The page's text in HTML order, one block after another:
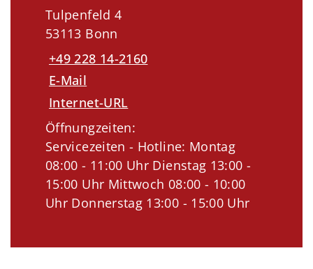
Tulpenfeld 4
53113 Bonn
+49 228 14-2160
E-Mail
Internet-URL
Öffnungzeiten:
Servicezeiten - Hotline: Montag
08:00 - 11:00 Uhr Dienstag 13:00 -
15:00 Uhr Mittwoch 08:00 - 10:00
Uhr Donnerstag 13:00 - 15:00 Uhr